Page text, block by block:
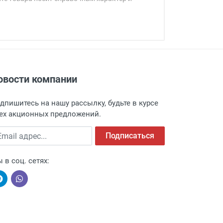
г. Москва, Переведеновский
о поступлении товара.
пункт выдачи, чтобы избежать
компании
на нашу рассылку, будьте в курсе
акционных предложений.
адрес Подписаться
в соц. сетях: